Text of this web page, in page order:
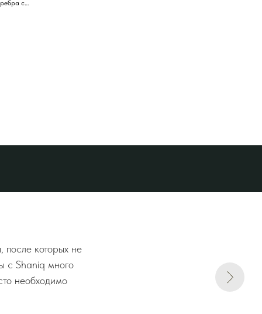
с
которых не
с Shaniq много
необходимо